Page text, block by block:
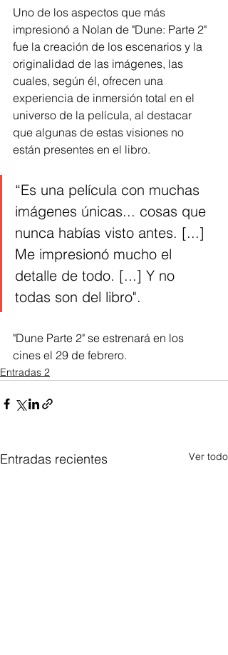
Uno de los aspectos que más
impresionó a Nolan de "Dune: Parte 2"
fue la creación de los escenarios y la
originalidad de las imágenes, las
cuales, según él, ofrecen una
experiencia de inmersión total en el
universo de la película, al destacar
que algunas de estas visiones no
están presentes en el libro.
“Es una película con muchas
imágenes únicas... cosas que
nunca habías visto antes. [...]
Me impresionó mucho el
detalle de todo. [...] Y no
todas son del libro".
"Dune Parte 2" se estrenará en los
cines el 29 de febrero.
Entradas 2
Entradas recientes Ver todo